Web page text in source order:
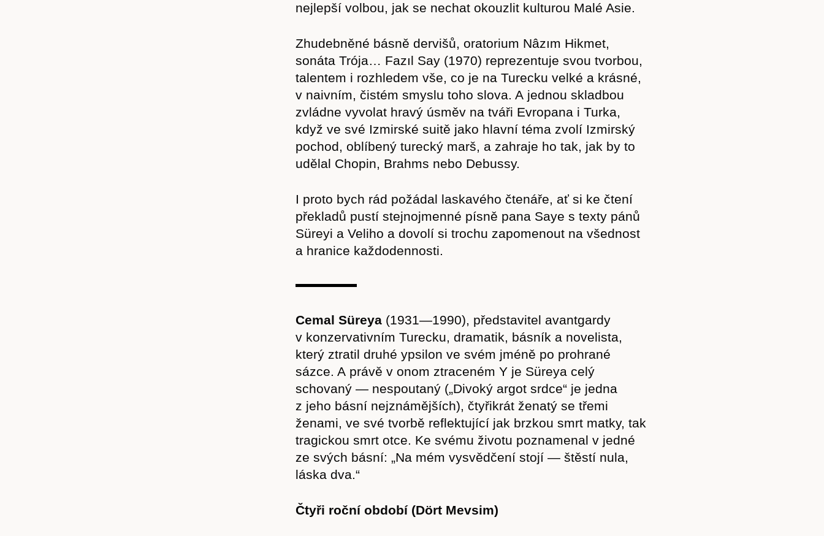
nejlepší volbou, jak se nechat okouzlit kulturou Malé Asie.
Zhudebněné básně dervišů, oratorium Nâzım Hikmet,
sonáta Trója… Fazıl Say (1970) reprezentuje svou tvorbou,
talentem i rozhledem vše, co je na Turecku velké a krásné,
v naivním, čistém smyslu toho slova. A jednou skladbou
zvládne vyvolat hravý úsměv na tváři Evropana i Turka,
když ve své Izmirské suitě jako hlavní téma zvolí Izmirský
pochod, oblíbený turecký marš, a zahraje ho tak, jak by to
udělal Chopin, Brahms nebo Debussy.
I proto bych rád požádal laskavého čtenáře, ať si ke čtení
překladů pustí stejnojmenné písně pana Saye s texty pánů
Süreyi a Veliho a dovolí si trochu zapomenout na všednost
a hranice každodennosti.
Cemal Süreya (1931—1990), představitel avantgardy
v konzervativním Turecku, dramatik, básník a novelista,
který ztratil druhé ypsilon ve svém jméně po prohrané
sázce. A právě v onom ztraceném Y je Süreya celý
schovaný — nespoutaný („Divoký argot srdce“ je jedna
z jeho básní nejznámějších), čtyřikrát ženatý se třemi
ženami, ve své tvorbě reflektující jak brzkou smrt matky, tak
tragickou smrt otce. Ke svému životu poznamenal v jedné
ze svých básní: „Na mém vysvědčení stojí — štěstí nula,
láska dva.“
Čtyři roční období (Dört Mevsim)